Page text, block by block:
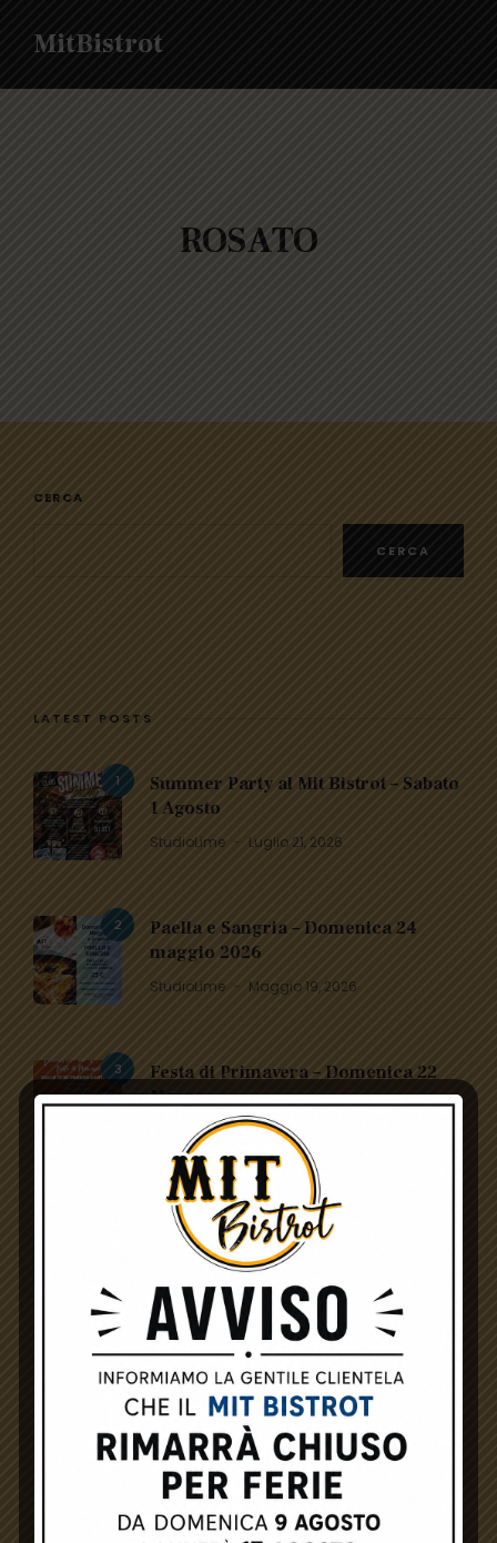
MitBistrot
ROSATO
CERCA
CERCA
LATEST POSTS
1
Summer Party al Mit Bistrot – Sabato
1 Agosto
StudioLime Luglio 21, 2026
2
Paella e Sangria – Domenica 24
maggio 2026
StudioLime Maggio 19, 2026
3
Festa di Primavera – Domenica 22
Marzo
StudioLime Febbraio 26, 2026
Pasquetta 2026 – Lunedì 06 Aprile
StudioLime Febbraio 26, 2026
SOCIAL MEDIA